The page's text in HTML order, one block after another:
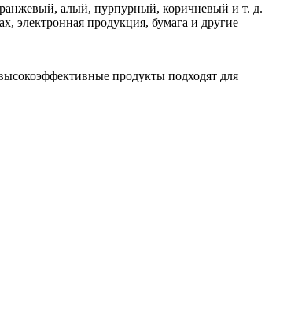
алый, пурпурный, коричневый и т. д.
электронная продукция, бумага и другие
продукты подходят для